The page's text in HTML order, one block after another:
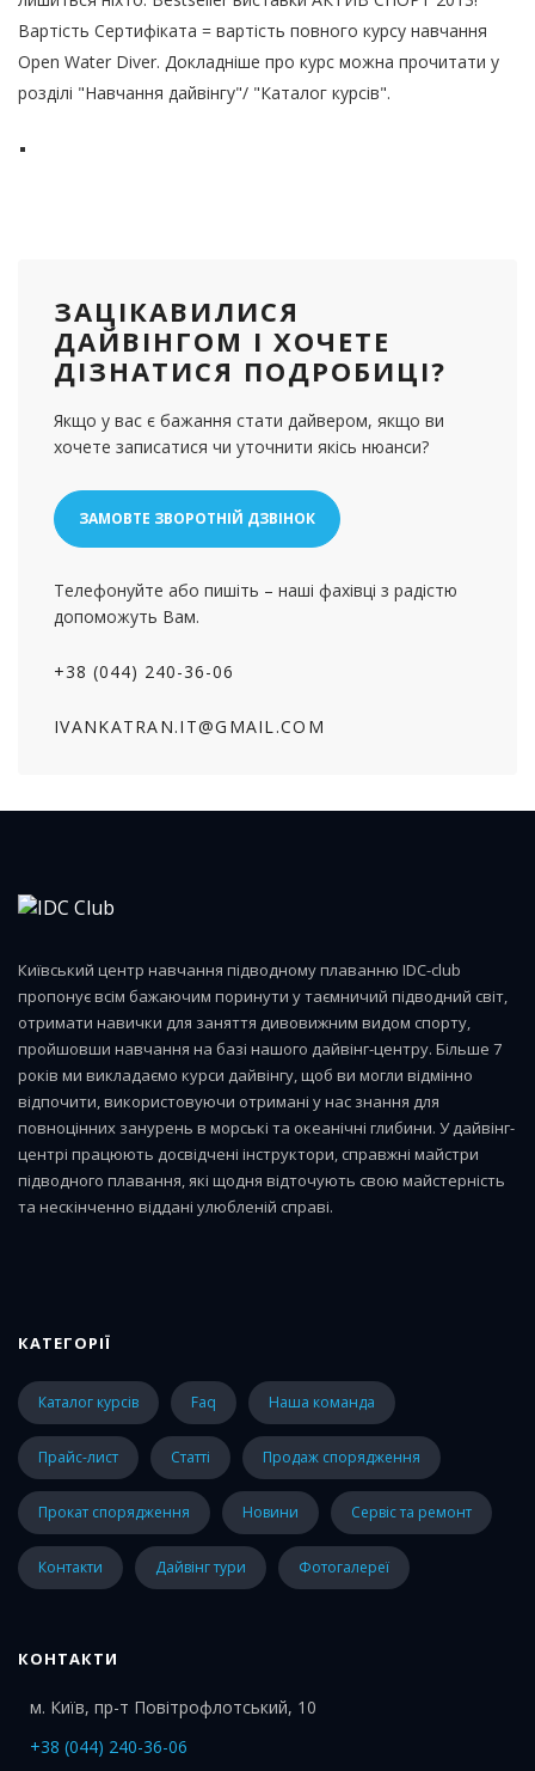
Вартість Сертифіката = вартість повного курсу навчання
Open Water Diver. Докладніше про курс можна прочитати у
розділі "Навчання дайвінгу"/ "Каталог курсів".
ЗАЦІКАВИЛИСЯ
ДАЙВІНГОМ І ХОЧЕТЕ
ДІЗНАТИСЯ ПОДРОБИЦІ?
Якщо у вас є бажання стати дайвером, якщо ви
хочете записатися чи уточнити якісь нюанси?
ЗАМОВТЕ ЗВОРОТНІЙ ДЗВІНОК
Телефонуйте або пишіть – наші фахівці з радістю
допоможуть Вам.
+38 (044) 240-36-06
IVANKATRAN.IT@GMAIL.COM
Київський центр навчання підводному плаванню IDC-club
пропонує всім бажаючим поринути у таємничий підводний світ,
отримати навички для заняття дивовижним видом спорту,
пройшовши навчання на базі нашого дайвінг-центру. Більше 7
років ми викладаємо курси дайвінгу, щоб ви могли відмінно
відпочити, використовуючи отримані у нас знання для
повноцінних занурень в морські та океанічні глибини. У дайвінг-
центрі працюють досвідчені інструктори, справжні майстри
підводного плавання, які щодня відточують свою майстерність
та нескінченно віддані улюбленій справі.
КАТЕГОРІЇ
каталог курсів faq наша команда
прайс-лист статті Продаж спорядження
Прокат спорядження Новини Сервіс та ремонт
Контакти Дайвінг тури Фотогалереї
КОНТАКТИ
м. Київ, пр-т Повітрофлотський, 10
+38 (044) 240-36-06